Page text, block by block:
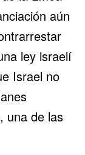
aún
ley israelí
Israel no
una de las